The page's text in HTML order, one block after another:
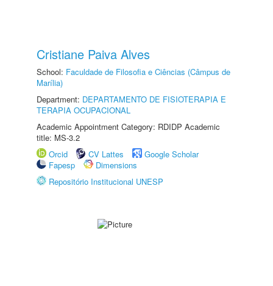
Cristiane Paiva Alves
School: Faculdade de Filosofia e Ciências (Câmpus de
Marília)
Department: DEPARTAMENTO DE FISIOTERAPIA E
TERAPIA OCUPACIONAL
Academic Appointment Category: RDIDP Academic
title: MS-3.2
Orcid
CV Lattes
Google Scholar
Fapesp
Dimensions
Repositório Institucional UNESP